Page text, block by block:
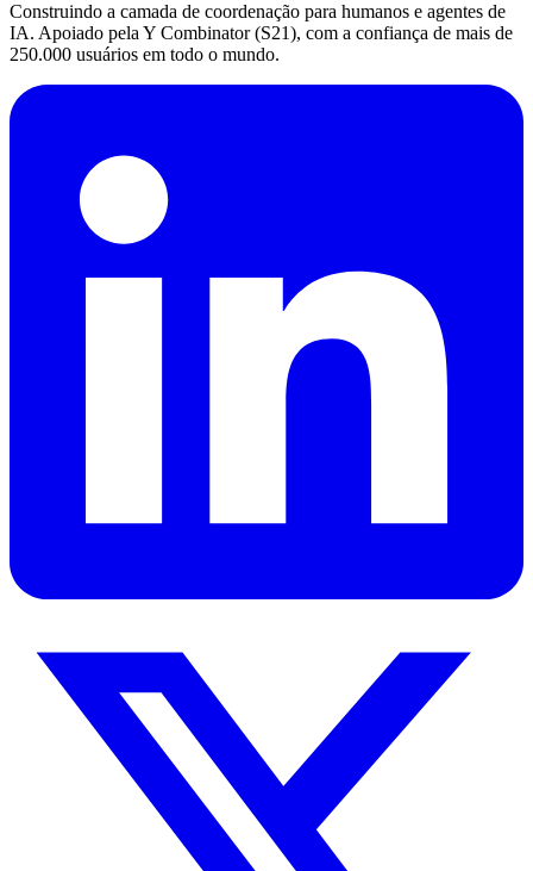
Construindo a camada de coordenação para humanos e agentes de
IA. Apoiado pela Y Combinator (S21), com a confiança de mais de
250.000 usuários em todo o mundo.